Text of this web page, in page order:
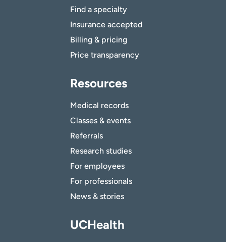
Find a specialty
Insurance accepted
Billing & pricing
Price transparency
Resources
Medical records
Classes & events
Referrals
Research studies
For employees
For professionals
News & stories
UCHealth